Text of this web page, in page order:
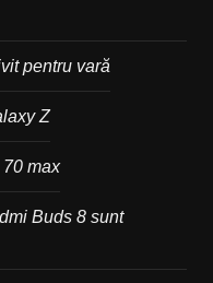
pentru vară
Z
max
Buds 8 sunt